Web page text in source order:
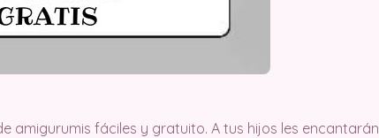
amigurumis fáciles y gratuito. A tus hijos les encantarán